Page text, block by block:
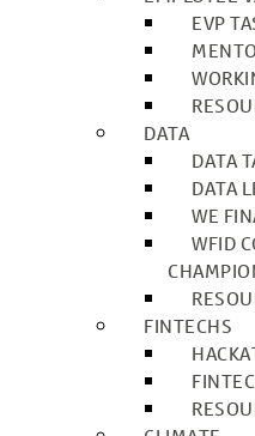
EVP
DATA
DATA
DATA
WE
WFID
FINTECHS